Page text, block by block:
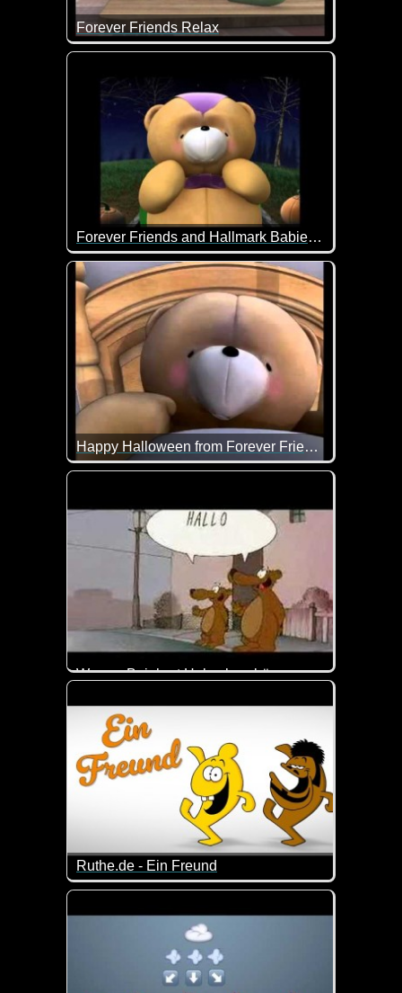
Forever Friends Relax
Heute einfach mal nichts tun außer relaxen ;-)
Forever Friends and Hallmark Babies wish you a special Halloween
Die Bärchen wünschen dir ein gruseliges
Happy Halloween from Forever Friends
Hoffentlich musst du dich in der Halloween-Nacht
Werner Beinhart Hubschraubär
Ruthe.de - Ein Freund
Eine Hymne auf die Freundschaft, dargeboten